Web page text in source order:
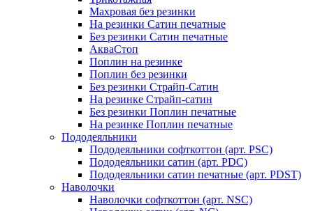
Махровая без резинки
На резинки Сатин печатные
Без резинки Сатин печатные
АкваСтоп
Поплин на резинке
Поплин без резинки
Без резинки Страйп-Сатин
На резинке Страйп-сатин
Без резинки Поплин печатные
На резинке Поплин печатные
Пододеяльники
Пододеяльники софткоттон (арт. PSC)
Пододеяльники сатин (арт. PDC)
Пододеяльники сатин печатные (арт. PDST)
Наволочки
Наволочки софткоттон (арт. NSC)